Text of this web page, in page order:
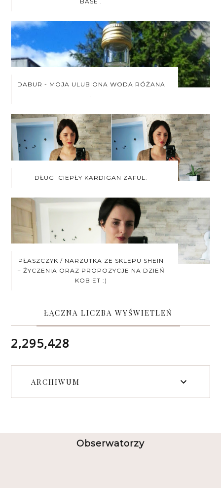
DABUR - MOJA ULUBIONA WODA RÓŻANA
.
DŁUGI CIEPŁY KARDIGAN ZAFUL.
PŁASZCZYK / NARZUTKA ZE SKLEPU SHEIN
+ ŻYCZENIA ORAZ PROPOZYCJE NA DZIEŃ
KOBIET :)
ŁĄCZNA LICZBA WYŚWIETLEŃ
2,295,428
ARCHIWUM
Obserwatorzy